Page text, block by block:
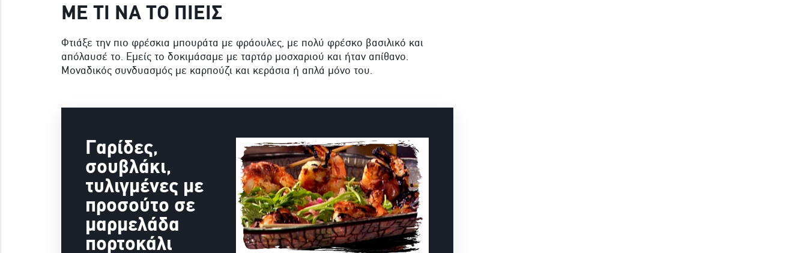
ΜΕ ΤΙ ΝΑ ΤΟ ΠΙΕΙΣ
Φτιάξε την πιο φρέσκια μπουράτα με φράουλες, με πολύ φρέσκο βασιλικό και
απόλαυσέ το. Εμείς το δοκιμάσαμε με ταρτάρ μοσχαριού και ήταν απίθανο.
Μοναδικός συνδυασμός με καρπούζι και κεράσια ή απλά μόνο του.
Γαρίδες,
σουβλάκι,
τυλιγμένες με
προσούτο σε
μαρμελάδα
πορτοκάλι